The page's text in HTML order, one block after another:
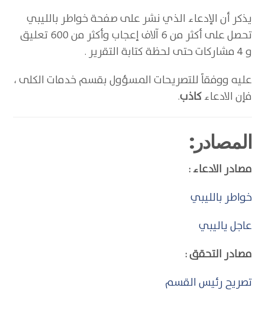
يذكر أن الإدعاء الذي نشر على صفحة خواطر بالليبي
تحصل على أكثر من 6 آلاف إعجاب وأكثر من 600 تعليق
و 4 مشاركات حتى لحظة كتابة التقرير .
عليه ووفقاً للتصريحات المسؤول بقسم خدمات الكلى ،
فإن الادعاءكاذب.
المصادر:
مصادر الادعاء :
خواطر بالليبي
عاجل ياليبي
مصادر التحقق :
تصريح رئيس القسم